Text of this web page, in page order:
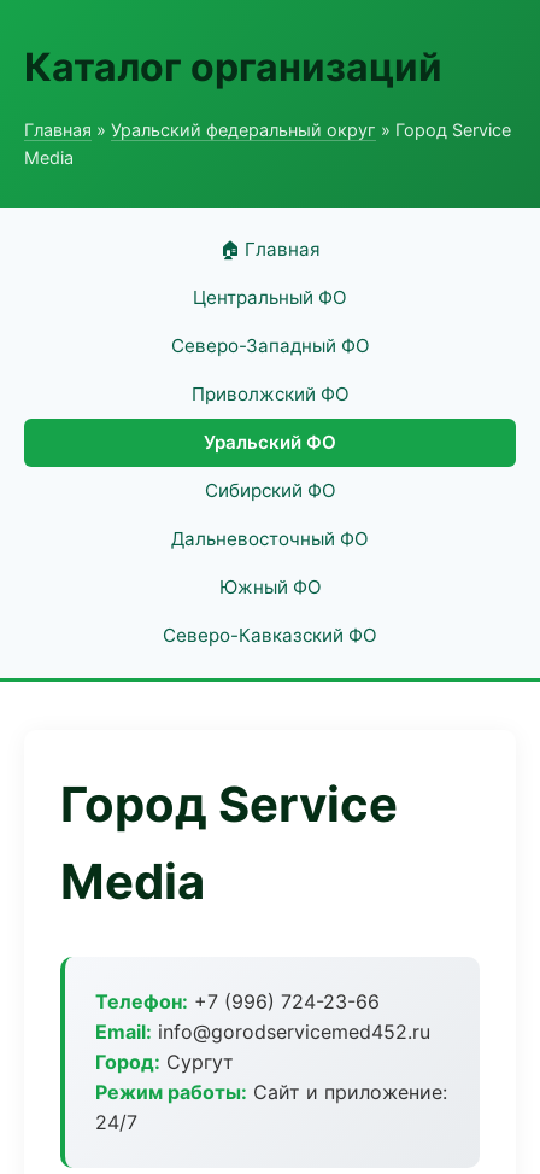
Каталог организаций
Главная » Уральский федеральный округ » Город Service
Media
🏠 Главная
Центральный ФО
Северо-Западный ФО
Приволжский ФО
Уральский ФО
Сибирский ФО
Дальневосточный ФО
Южный ФО
Северо-Кавказский ФО
Город Service
Media
Телефон: +7 (996) 724-23-66
Email: info@gorodservicemed452.ru
Город: Сургут
Режим работы: Сайт и приложение:
24/7